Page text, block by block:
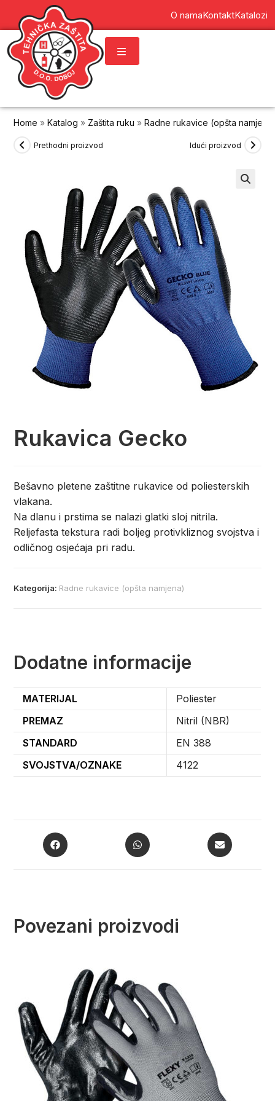
O namaKontaktKatalozi
Home »Katalog » Zaštita ruku »Radne rukavice (opšta
Prethodni proizvod Idući proizvod
Rukavica Gecko
Bešavno pletene zaštitne rukavice od poliesterskih
vlakana.
Na dlanu i prstima se nalazi glatki sloj nitrila.
Reljefasta tekstura radi boljeg protivkliznog svojstva i
odličnog osjećaja pri radu.
Kategorija: Radne rukavice (opšta namjena)
Dodatne informacije
MATERIJAL
Poliester
PREMAZ
Nitril (NBR)
STANDARD
EN 388
SVOJSTVA/OZNAKE
4122
Povezani proizvodi